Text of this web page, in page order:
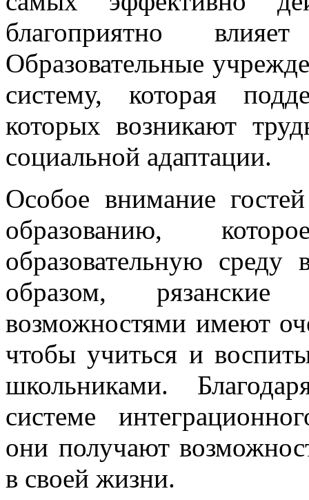
благоприятно
Образовательные
систему, которая
которых возникают
социальной адаптации.
Особое внимание
образованию,
образовательную среду
образом,
возможностями имеют
чтобы учиться и
школьниками.
системе
они получают
в своей жизни.